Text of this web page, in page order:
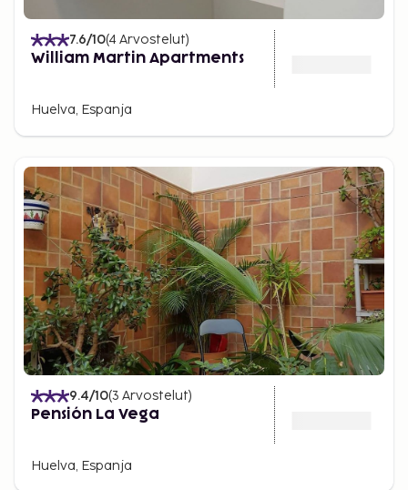
7.6/10(4 Arvostelut)
William Martin Apartments
Huelva, Espanja
9.4/10(3 Arvostelut)
Pensión La Vega
Huelva, Espanja